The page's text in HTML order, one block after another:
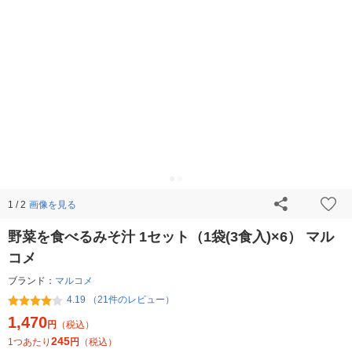
1 / 2 画像を見る
野菜を食べるみそ汁 1セット（1袋(3食入)×6） マル
コメ
ブランド： マルコメ
4.19 （21件のレビュー）
1,470円
（税込）
1つあたり 245円 （税込）